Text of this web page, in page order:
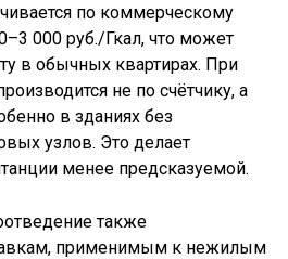
по коммерческому
000 руб./Гкал, что может
в обычных квартирах. При
не по счётчику, а
в зданиях без
узлов. Это делает
менее предсказуемой.
также
применимым к нежилым